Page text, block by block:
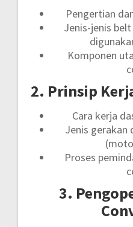
Pengertian
Jenis-jenis
Komponen
2. Prinsip
Cara kerja
Jenis gerakan
Proses
3.